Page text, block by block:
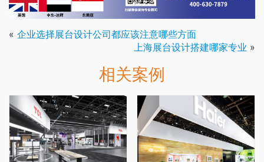
« 企业选择展台设计公司都应该注意哪些方面
上海展台设计搭建哪家专业 »
相关案例